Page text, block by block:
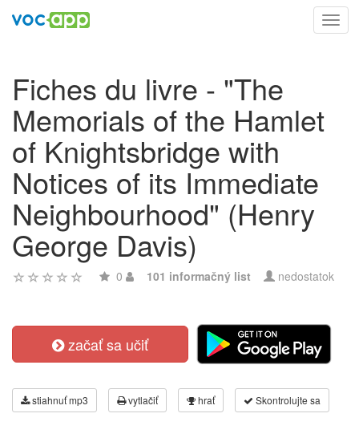
Fiches du livre - "The
Memorials of the Hamlet
of Knightsbridge with
Notices of its Immediate
Neighbourhood" (Henry
George Davis)
0 101 informačný list nedostatok
začať sa učiť
stiahnuť mp3 vytlačiť hrať Skontrolujte sa